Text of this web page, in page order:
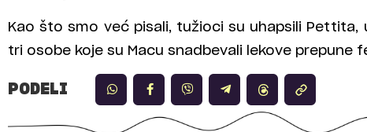
Kao što smo već pisali, tužioci su uhapsili
tri osobe koje su Macu snadbevali lekove prepune
PODELI